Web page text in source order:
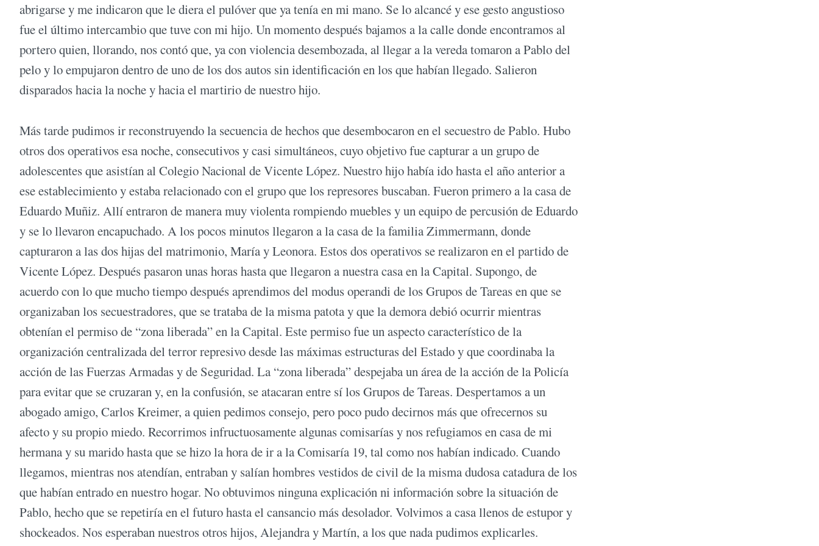
abrigarse y me indicaron que le diera el pulóver que ya tenía en mi mano. Se lo alcancé y ese gesto angustioso
fue el último intercambio que tuve con mi hijo. Un momento después bajamos a la calle donde encontramos al
portero quien, llorando, nos contó que, ya con violencia desembozada, al llegar a la vereda tomaron a Pablo del
pelo y lo empujaron dentro de uno de los dos autos sin identificación en los que habían llegado. Salieron
disparados hacia la noche y hacia el martirio de nuestro hijo.
Más tarde pudimos ir reconstruyendo la secuencia de hechos que desembocaron en el secuestro de Pablo. Hubo
otros dos operativos esa noche, consecutivos y casi simultáneos, cuyo objetivo fue capturar a un grupo de
adolescentes que asistían al Colegio Nacional de Vicente López. Nuestro hijo había ido hasta el año anterior a
ese establecimiento y estaba relacionado con el grupo que los represores buscaban. Fueron primero a la casa de
Eduardo Muñiz. Allí entraron de manera muy violenta rompiendo muebles y un equipo de percusión de Eduardo
y se lo llevaron encapuchado. A los pocos minutos llegaron a la casa de la familia Zimmermann, donde
capturaron a las dos hijas del matrimonio, María y Leonora. Estos dos operativos se realizaron en el partido de
Vicente López. Después pasaron unas horas hasta que llegaron a nuestra casa en la Capital. Supongo, de
acuerdo con lo que mucho tiempo después aprendimos del modus operandi de los Grupos de Tareas en que se
organizaban los secuestradores, que se trataba de la misma patota y que la demora debió ocurrir mientras
obtenían el permiso de “zona liberada” en la Capital. Este permiso fue un aspecto característico de la
organización centralizada del terror represivo desde las máximas estructuras del Estado y que coordinaba la
acción de las Fuerzas Armadas y de Seguridad. La “zona liberada” despejaba un área de la acción de la Policía
para evitar que se cruzaran y, en la confusión, se atacaran entre sí los Grupos de Tareas. Despertamos a un
abogado amigo, Carlos Kreimer, a quien pedimos consejo, pero poco pudo decirnos más que ofrecernos su
afecto y su propio miedo. Recorrimos infructuosamente algunas comisarías y nos refugiamos en casa de mi
hermana y su marido hasta que se hizo la hora de ir a la Comisaría 19, tal como nos habían indicado. Cuando
llegamos, mientras nos atendían, entraban y salían hombres vestidos de civil de la misma dudosa catadura de los
que habían entrado en nuestro hogar. No obtuvimos ninguna explicación ni información sobre la situación de
Pablo, hecho que se repetiría en el futuro hasta el cansancio más desolador. Volvimos a casa llenos de estupor y
shockeados. Nos esperaban nuestros otros hijos, Alejandra y Martín, a los que nada pudimos explicarles.